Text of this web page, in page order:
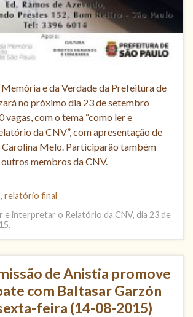
e da Verdade da Prefeitura de
no próximo dia 23 de setembro
vagas, com o tema “como ler e
da CNV”, com apresentação de
Carolina Melo. Participarão também
membros da CNV.
, relatório final
e interpretar o Relatório da CNV, dia 23 de
de Anistia promove
com Baltasar Garzón
feira (14-08-2015)